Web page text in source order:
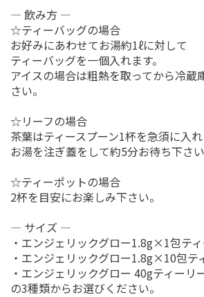
― 飲み方 ―
☆ティーバッグの場合
お好みにあわせてお湯約1ℓに対して
ティーバッグを一個入れます。
アイスの場合は粗熱を取ってから冷蔵
さい。
☆リーフの場合
茶葉はティースプーン1杯を急須に入れ
お湯を注ぎ蓋をして約5分お待ち下さい
☆ティーポットの場合
2杯を目安にお楽しみ下さい。
― サイズ ―
・エンジェリックグロー1.8g×1包テ
・エンジェリックグロー1.8g×10包テ
・エンジェリックグロー 40gティーリ
の3種類からお選びください。